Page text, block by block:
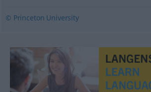
© Princeton University